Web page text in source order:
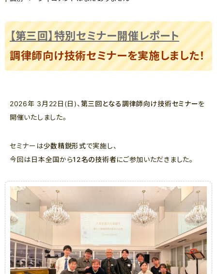
【第三回】特別セミナー開催レポート
調律師向け技術セミナーを実施しました！
2026年 3月22日(日)、 第三回となる調律師向け技術セミナーを
開催いたしました。
セミナーは少数精鋭形式で実施し、
今回は日本全国から12名の技術者にご参加いただきました。